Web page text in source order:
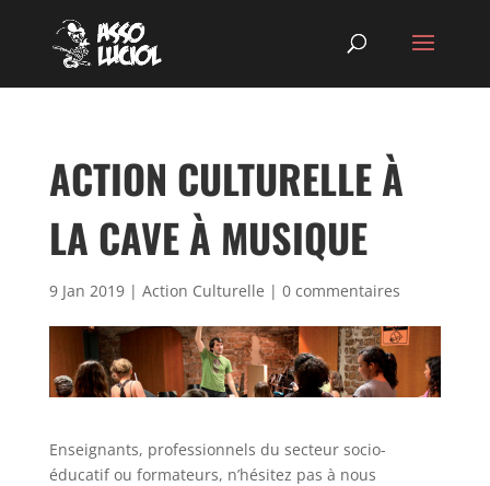
ACTION CULTURELLE À
LA CAVE À MUSIQUE
9 Jan 2019| Action Culturelle | 0 commentaires
Enseignants, professionnels du secteur socio-
éducatif ou formateurs, n’hésitez pas à nous